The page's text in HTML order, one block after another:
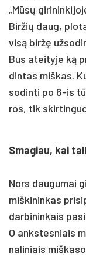
„Mūsų
Bir­žių daug,
visą biržę
Bus atei­ty­je ką
din­tas miš­kas.
so­din­ti po 6-is
ros, tik
Sma­giau, kai
Nors dau­gu­mai
miš­ki­nin­kas
dar­bi­nin­kais
O anks­tes­niais
na­li­niais